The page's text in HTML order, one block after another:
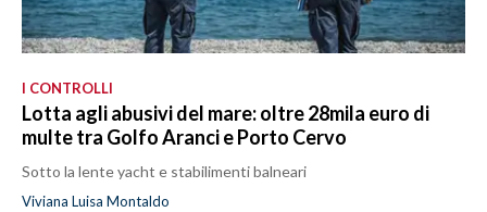
I CONTROLLI
Lotta agli abusivi del mare: oltre 28mila euro di
multe tra Golfo Aranci e Porto Cervo
Sotto la lente yacht e stabilimenti balneari
Viviana Luisa Montaldo